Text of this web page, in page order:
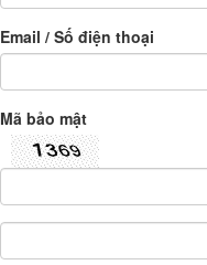
Email / Số điện thoại
Mã bảo mật